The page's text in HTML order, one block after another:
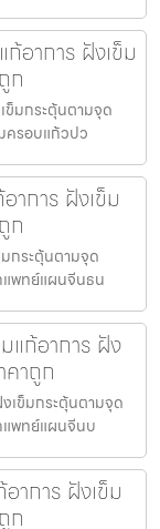
อาการ ฝังเข็ม
ก
ข็มกระตุ้นตามจุด
ครอบแก้วปว
การ ฝังเข็ม
ก
กระตุ้นตามจุด
แพทย์แผนจีนธน
แก้อาการ ฝัง
คาถูก
เข็มกระตุ้นตามจุด
แพทย์แผนจีนบ
าการ ฝังเข็ม
ก